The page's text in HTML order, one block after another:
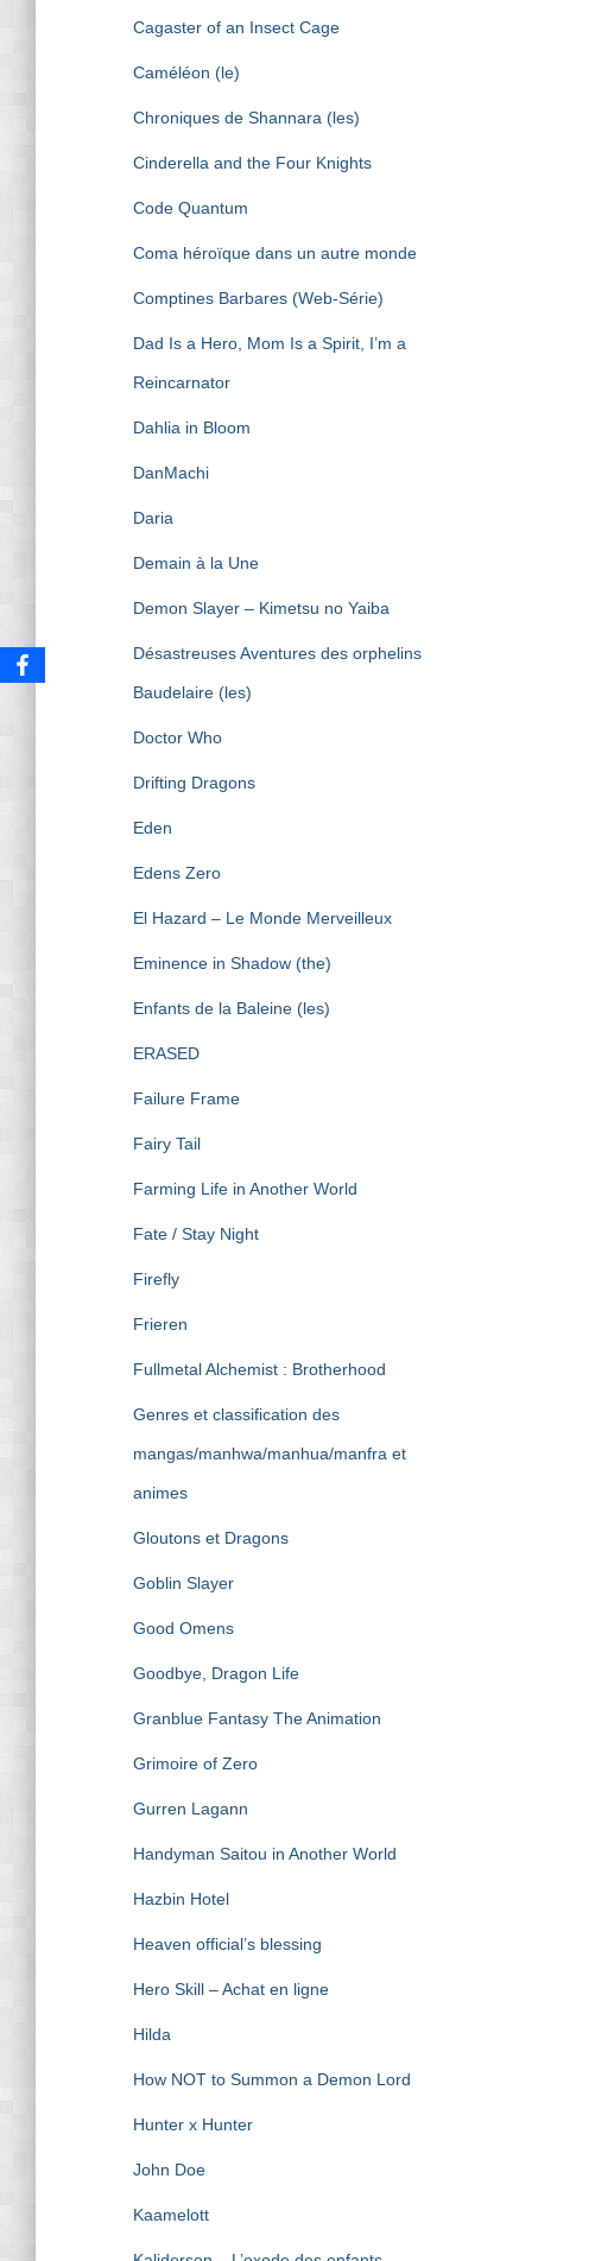
Cagaster of an Insect Cage
Caméléon (le)
Chroniques de Shannara (les)
Cinderella and the Four Knights
Code Quantum
Coma héroïque dans un autre monde
Comptines Barbares (Web-Série)
Dad Is a Hero, Mom Is a Spirit, I’m a
Reincarnator
Dahlia in Bloom
DanMachi
Daria
Demain à la Une
Demon Slayer – Kimetsu no Yaiba
Désastreuses Aventures des orphelins
Baudelaire (les)
Doctor Who
Drifting Dragons
Eden
Edens Zero
El Hazard – Le Monde Merveilleux
Eminence in Shadow (the)
Enfants de la Baleine (les)
ERASED
Failure Frame
Fairy Tail
Farming Life in Another World
Fate / Stay Night
Firefly
Frieren
Fullmetal Alchemist : Brotherhood
Genres et classification des
mangas/manhwa/manhua/manfra et
animes
Gloutons et Dragons
Goblin Slayer
Good Omens
Goodbye, Dragon Life
Granblue Fantasy The Animation
Grimoire of Zero
Gurren Lagann
Handyman Saitou in Another World
Hazbin Hotel
Heaven official’s blessing
Hero Skill – Achat en ligne
Hilda
How NOT to Summon a Demon Lord
Hunter x Hunter
John Doe
Kaamelott